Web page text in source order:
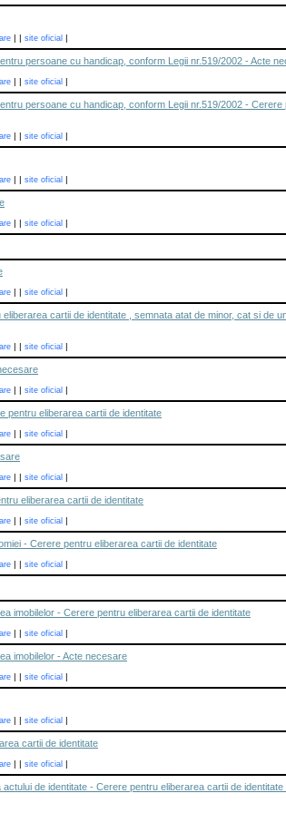
| | site oficial|
persoane cu handicap, conform Legii nr.519/2002 - Acte
| | site oficial|
persoane cu handicap, conform Legii nr.519/2002 -
| | site oficial|
| | site oficial|
| | site oficial|
| | site oficial|
cartii de identitate , semnata atat de minor, cat si de
| | site oficial|
| | site oficial|
pentru eliberarea cartii de identitate
| | site oficial|
| | site oficial|
eliberarea cartii de identitate
| | site oficial|
- Cerere pentru eliberarea cartii de identitate
| | site oficial|
imobilelor - Cerere pentru eliberarea cartii de identitate
| | site oficial|
imobilelor - Acte necesare
| | site oficial|
| | site oficial|
cartii de identitate
| | site oficial|
de identitate - Cerere pentru eliberarea cartii de